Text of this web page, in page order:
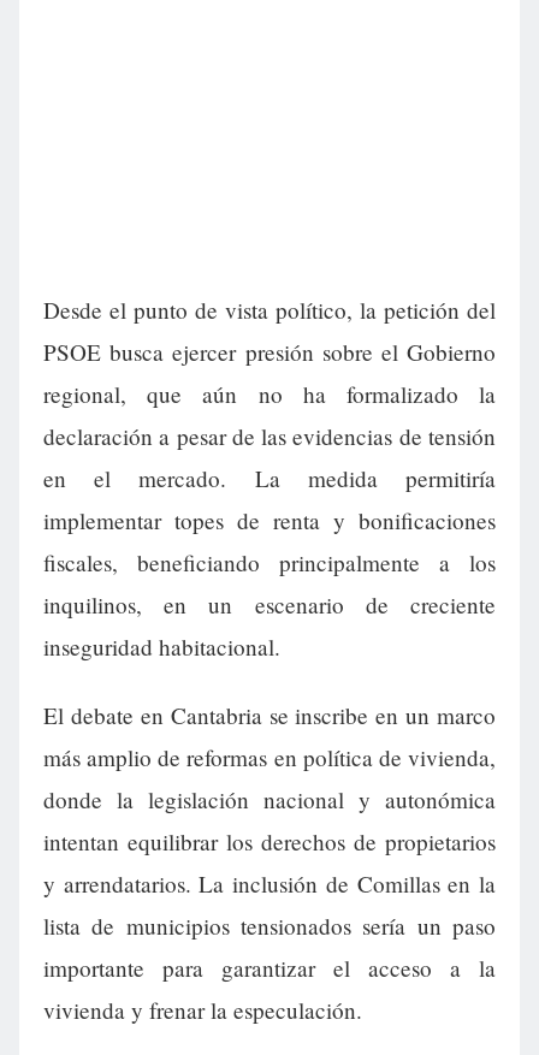
Desde el punto de vista político, la petición del
PSOE busca ejercer presión sobre el Gobierno
regional, que aún no ha formalizado la
declaración a pesar de las evidencias de tensión
en el mercado. La medida permitiría
implementar topes de renta y bonificaciones
fiscales, beneficiando principalmente a los
inquilinos, en un escenario de creciente
inseguridad habitacional.
El debate en Cantabria se inscribe en un marco
más amplio de reformas en política de vivienda,
donde la legislación nacional y autonómica
intentan equilibrar los derechos de propietarios
y arrendatarios. La inclusión de Comillas en la
lista de municipios tensionados sería un paso
importante para garantizar el acceso a la
vivienda y frenar la especulación.